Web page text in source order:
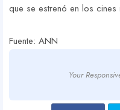
que se estrenó en los
Fuente: ANN
Your